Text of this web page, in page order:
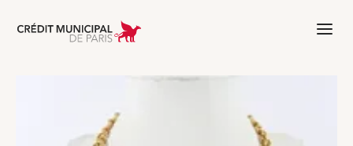
Aller à l'accueil de Crédit Municipal